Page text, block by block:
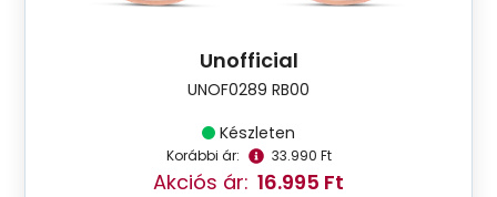
Unofficial
UNOF0289 RB00
Készleten
Korábbi ár: 33.990 Ft
Akciós ár: 16.995 Ft